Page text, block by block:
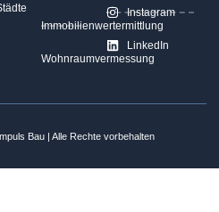
Immobilienwertermittlung
Wohnraumvermessung
Instagram
LinkedIn
Bau | Alle Rechte vorbehalten